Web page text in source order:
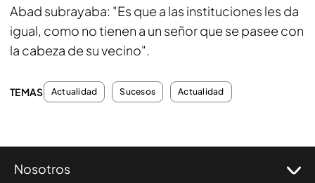
Abad subrayaba: "Es que a las instituciones les da
igual, como no tienen a un señor que se pasee con
la cabeza de su vecino".
TEMAS Actualidad Sucesos Actualidad
Nosotros